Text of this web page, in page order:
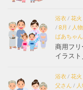
浴衣/ 花火
/ 8月 / 人物
ばあちゃん
商用フ
イラス
浴衣/ 花火
父さん /